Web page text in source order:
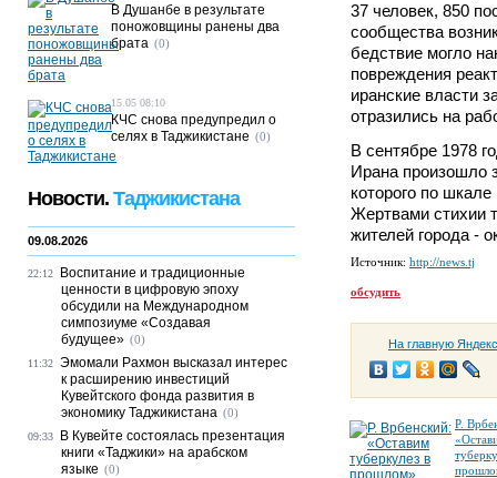
37 человек, 850
сообщества
бедствие могло
повреждения
иранские власти
отразились на
В сентябре 1978
Ирана произошло
которого по
Жертвами стихии
жителей города -
Источник: http://news.tj
обсудить
На главную
Р.
В Душанбе в результате
поножовщины ранены два
брата (0)
15.05 08:10
КЧС снова предупредил о
селях в Таджикистане (0)
Новости. Таджикистана
09.08.2026
22:12
Воспитание и традиционные
ценности в цифровую эпоху
обсудили на Международном
симпозиуме «Создавая
будущее» (0)
11:32 Эмомали Рахмон высказал интерес
к расширению инвестиций
Кувейтского фонда развития в
экономику Таджикистана (0)
09:33
В Кувейте состоялась презентация
книги «Таджики» на арабском
языке (0)